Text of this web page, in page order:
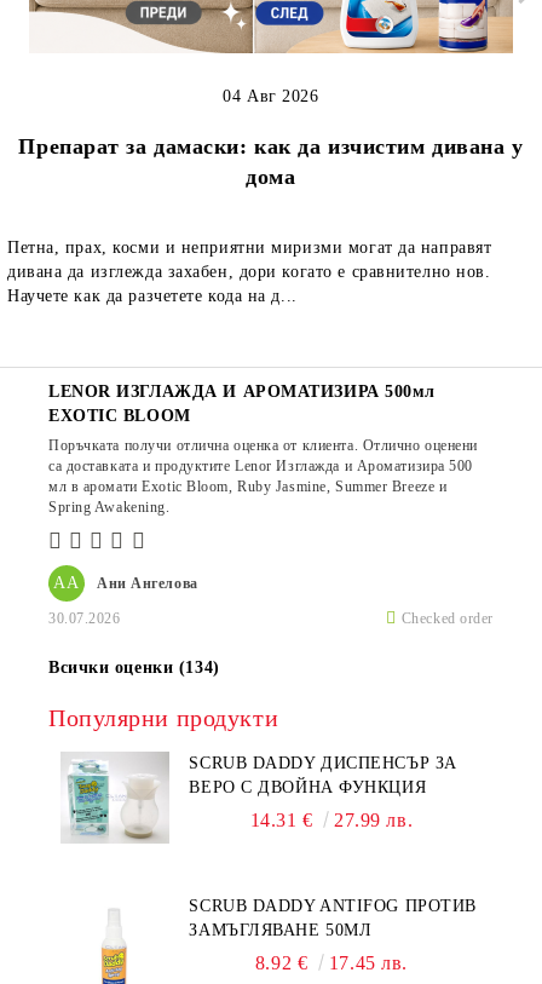
Препарат за дамаски: как да изчистим дивана у
дома
04 Авг 2026
Петна, прах, косми и неприятни миризми могат да направят
дивана да изглежда захабен, дори когато е сравнително нов.
Научете как да разчетете кода на д...
АА Ани Ангелова
30.07.2026 Checked order
LENOR ИЗГЛАЖДА И АРОМАТИЗИРА 500мл
EXOTIC BLOOM
Поръчката получи отлична оценка от клиента. Отлично оценени
са доставката и продуктите Lenor Изглажда и Ароматизира 500
мл в аромати Exotic Bloom, Ruby Jasmine, Summer Breeze и
Spring Awakening.
Всички оценки (134)
Популярни продукти
SCRUB DADDY ДИСПЕНСЪР ЗА
ВЕРО С ДВОЙНА ФУНКЦИЯ
14.31 € 27.99 лв.
SCRUB DADDY ANTIFOG ПРОТИВ
ЗАМЪГЛЯВАНЕ 50МЛ
8.92 € 17.45 лв.